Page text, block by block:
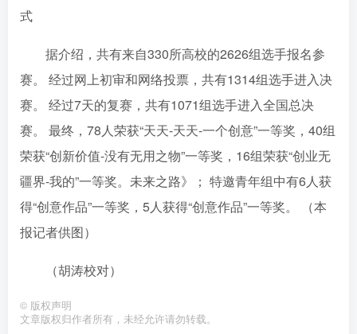
式
据介绍，共有来自330所高校的2626组选手报名参
赛。 经过网上初审和网络投票，共有1314组选手进入决
赛。 经过7天的复赛，共有1071组选手进入全国总决
赛。 最终，78人荣获“天天-天天-一个创意”一等奖，40组
荣获“创新价值-没有无用之物”一等奖，16组荣获“创业无
疆界-我的”一等奖。未来之路》； 特邀青年组中有6人获
得“创意作品”一等奖，5人获得“创意作品”一等奖。 （本
报记者供图）
（胡涛校对）
© 版权声明
文章版权归作者所有，未经允许请勿转载。